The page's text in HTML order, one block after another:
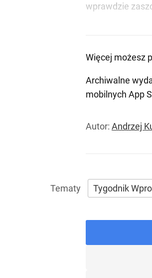
wprawdzie
Więcej możesz
Archiwalne
mobilnych App
Autor: Andrzej
Tygodnik